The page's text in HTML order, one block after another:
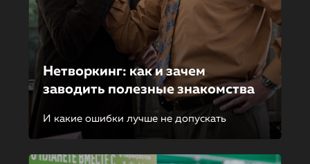
Нетворкинг: как и зачем
заводить полезные знакомства
И какие ошибки лучше не допускать